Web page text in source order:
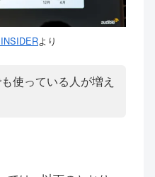
より
使っている人が増え